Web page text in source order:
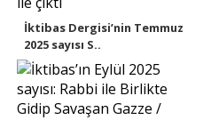
İktibas Dergisi’nin Temmuz
2025 sayısı S..